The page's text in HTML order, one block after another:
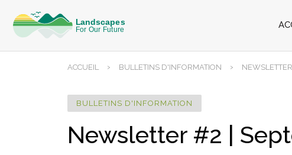
ACCUEIL › BULLETINS D'INFORMATION ›
BULLETINS D'INFORMATION
Newsletter #2 |